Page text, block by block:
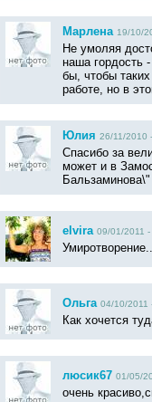
Марлена 19/10/
Не умоляя
наша гордость
бы, чтобы
работе, но в
Юлия 26/11/2010
Спасибо за
может и в
elvira 09/01/2011
Ольга 04/10/2011
Как хочется
люсик67 01/05/
очень